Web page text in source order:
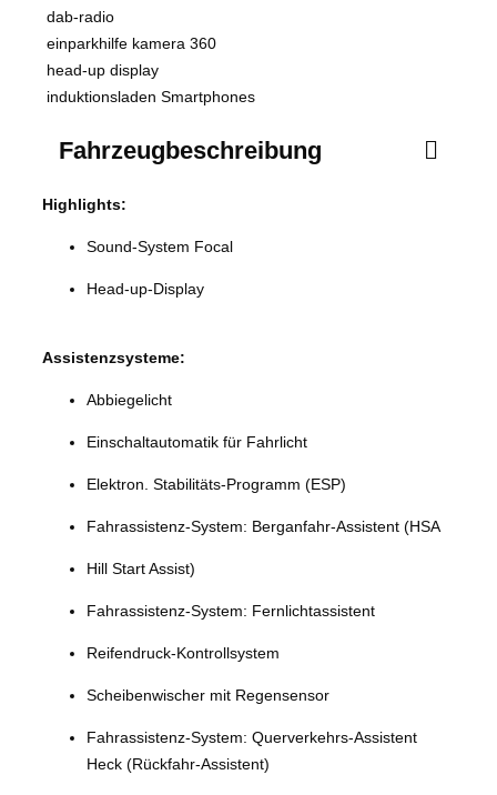
dab-radio
einparkhilfe kamera 360
head-up display
induktionsladen Smartphones
Fahrzeugbeschreibung
Highlights:
Sound-System Focal
Head-up-Display
Assistenzsysteme:
Abbiegelicht
Einschaltautomatik für Fahrlicht
Elektron. Stabilitäts-Programm (ESP)
Fahrassistenz-System: Berganfahr-Assistent (HSA
Hill Start Assist)
Fahrassistenz-System: Fernlichtassistent
Reifendruck-Kontrollsystem
Scheibenwischer mit Regensensor
Fahrassistenz-System: Querverkehrs-Assistent
Heck (Rückfahr-Assistent)